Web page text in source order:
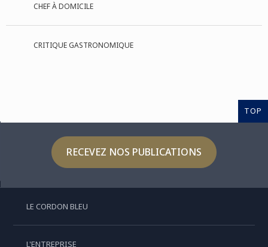
CHEF À DOMICILE
CRITIQUE GASTRONOMIQUE
TOP
RECEVEZ NOS PUBLICATIONS
LE CORDON BLEU
L'ENTREPRISE